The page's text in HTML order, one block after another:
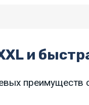
и
преимуществ